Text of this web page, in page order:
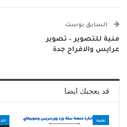
السابق بوست
منية للتصوير – تصوير
عرايس والافراح جدة
قد يعجبك ايضا
تقنية